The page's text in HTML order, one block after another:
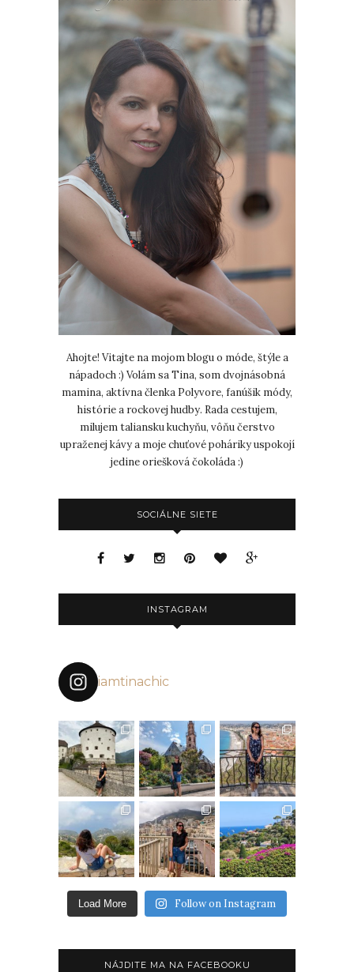
Ahojte! Vitajte na mojom blogu o móde, štýle a
nápadoch :) Volám sa Tina, som dvojnásobná
mamina, aktívna členka Polyvore, fanúšik módy,
histórie a rockovej hudby. Rada cestujem,
milujem taliansku kuchyňu, vôňu čerstvo
upraženej kávy a moje chuťové poháriky uspokojí
jedine oriešková čokoláda :)
SOCIÁLNE SIETE
INSTAGRAM
iamtinachic
Load More Follow on Instagram
NÁJDITE MA NA FACEBOOKU